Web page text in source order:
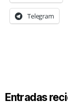
Telegram
Entradas